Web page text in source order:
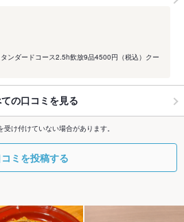
ンダードコース2.5h飲放9品4500円（税込）クー
の口コミを見る
け付けていない場合があります。
ミを投稿する